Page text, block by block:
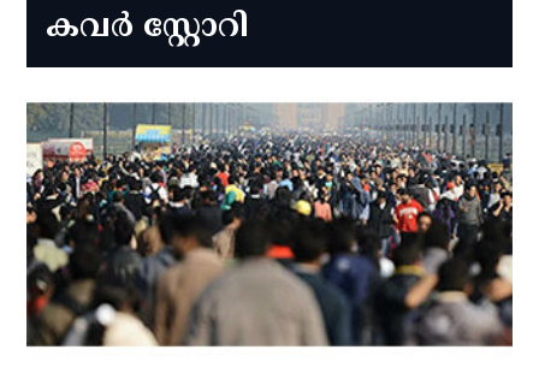
കവർ സ്റ്റോറി